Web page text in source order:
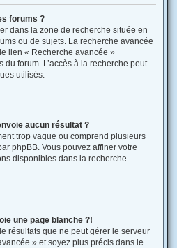
forums ?
dans la zone de recherche située en
ou de sujets. La recherche avancée
lien « Recherche avancée »
forum. L’accès à la recherche peut
utilisés.
aucun résultat ?
trop vague ou comprend plusieurs
phpBB. Vous pouvez affiner votre
disponibles dans la recherche
une page blanche ?!
résultats que ne peut gérer le serveur
» et soyez plus précis dans le